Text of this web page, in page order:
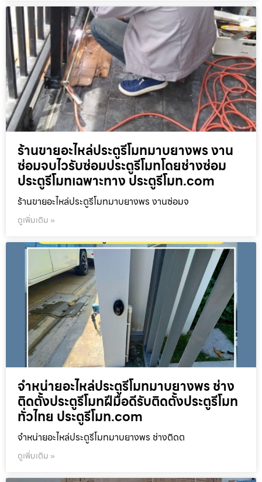
ร้านขายอะไหล่ประตูรีโมทมาบยางพร งาน
ซ่อมจบไวรับซ่อมประตูรีโมทโดยช่างซ่อม
ประตูรีโมทเฉพาะทาง ประตูรีโมท.com
ร้านขายอะไหล่ประตูรีโมทมาบยางพร งานซ่อมจ
ดูเพิ่มเติม »
จำหน่ายอะไหล่ประตูรีโมทมาบยางพร ช่าง
ติดตั้งประตูรีโมทฝีมือดีรับติดตั้งประตูรีโมท
ทั่วไทย ประตูรีโมท.com
จำหน่ายอะไหล่ประตูรีโมทมาบยางพร ช่างติดต
ดูเพิ่มเติม »